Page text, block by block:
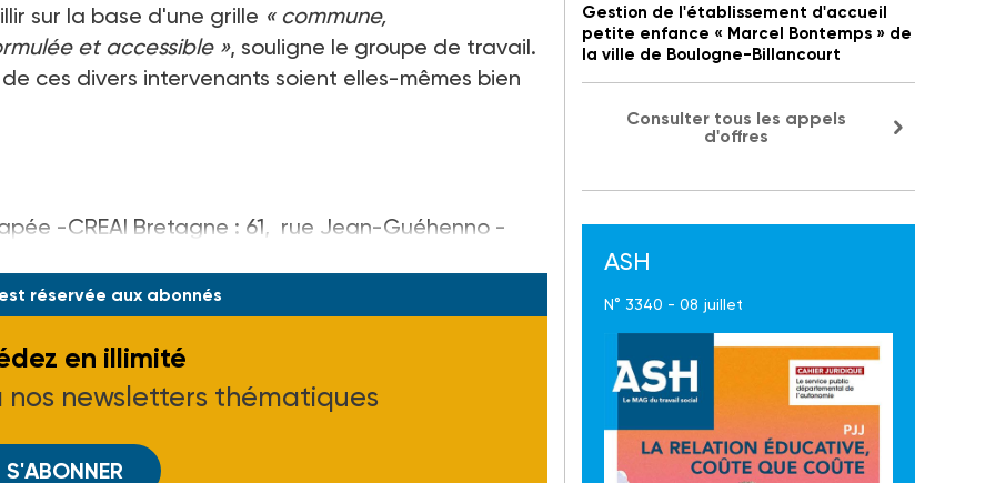
sur la base d'une grille « commune,
et accessible », souligne le groupe de travail.
ces divers intervenants soient elles-mêmes bien
-CREAI Bretagne : 61, rue Jean-Guéhenno -
réservée aux abonnés
en illimité
nos newsletters thématiques
S'ABONNER
Gestion de l'établissement d'accueil
petite enfance « Marcel Bontemps » de
la ville de Boulogne-Billancourt
Consulter tous les appels
d'offres
ASH
N° 3340 - 08 juillet